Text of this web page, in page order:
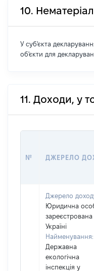
10.
У суб'єкта
об'єкти для
11. Доходи, у
№ ДЖЕРЕЛО
Джерело
Юридична
зареєстрована
Україні
Найменування:
Державна
екологічна
інспекція у